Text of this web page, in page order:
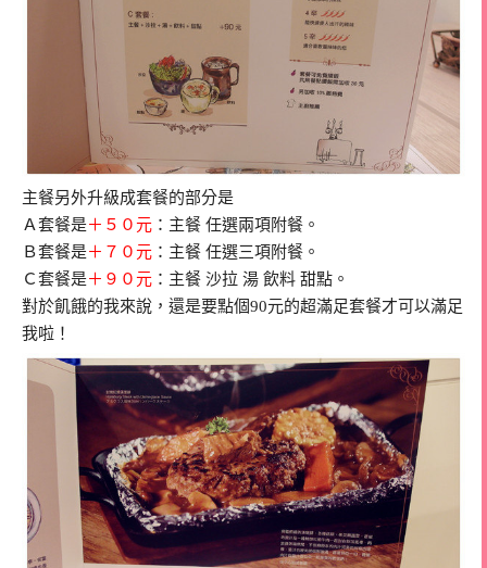
主餐另外升級成套餐的部分是
Ａ套餐是＋５０元 ：主餐 任選兩項附餐。
Ｂ套餐是＋７０元 ：主餐 任選三項附餐。
Ｃ套餐是＋９０元 ：主餐 沙拉 湯 飲料 甜點。
對於飢餓的我來說，還是要點個90元的超滿足套餐才可以滿足
我啦！